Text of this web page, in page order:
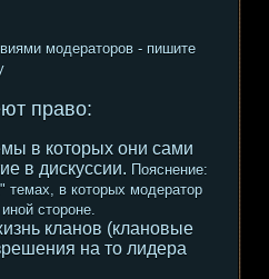
модераторов - пишите
право:
в которых они сами
в дискуссии. Пояснение:
темах, в которых модератор
стороне.
кланов (клановые
на то лидера